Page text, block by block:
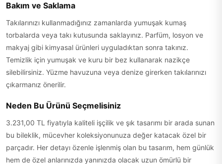
Bakım ve Saklama
Takılarınızı kullanmadığınız zamanlarda yumuşak kumaş
torbalarda veya takı kutusunda saklayınız. Parfüm, losyon ve
makyaj gibi kimyasal ürünleri uyguladıktan sonra takınız.
Temizlik için yumuşak ve kuru bir bez kullanarak nazikçe
silebilirsiniz. Yüzme havuzuna veya denize girerken takılarınızı
çıkarmanız önerilir.
Neden Bu Ürünü Seçmelisiniz
3.231,00 TL fiyatıyla kaliteli işçilik ve şık tasarımı bir arada sunan
bu bileklik, mücevher koleksiyonunuza değer katacak özel bir
parçadır. Her detayı özenle işlenmiş olan bu tasarım, hem günlük
hem de özel anlarınızda yanınızda olacak uzun ömürlü bir